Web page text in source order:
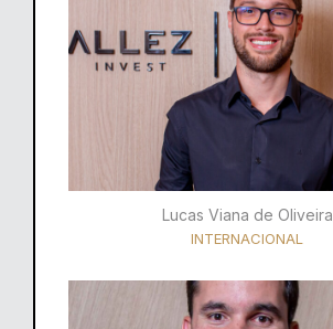
Lucas Viana de Oliveira
INTERNACIONAL